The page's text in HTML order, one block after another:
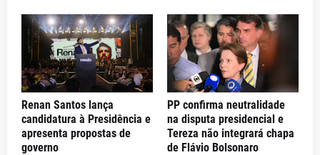
Renan Santos lança
candidatura à Presidência e
apresenta propostas de
governo
PP confirma neutralidade
na disputa presidencial e
Tereza não integrará chapa
de Flávio Bolsonaro